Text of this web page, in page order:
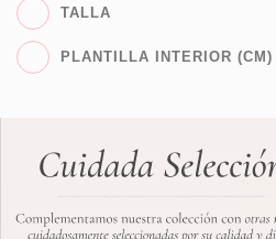
TALLA
PLANTILLA INTERIOR (CM)